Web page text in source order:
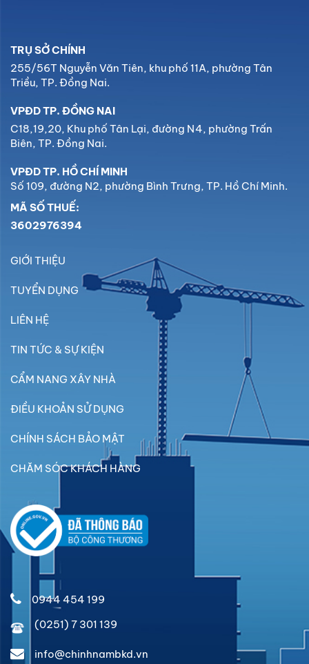
TRỤ SỞ CHÍNH
255/56T Nguyễn Văn Tiên, khu phố 11A, phường Tân
Triều, TP. Đồng Nai.
VPĐD TP. ĐỒNG NAI
C18,19,20, Khu phố Tân Lại, đường N4, phường Trấn
Biên, TP. Đồng Nai.
VPĐD TP. HỒ CHÍ MINH
Số 109, đường N2, phường Bình Trưng, TP. Hồ Chí Minh.
MÃ SỐ THUẾ:
3602976394
GIỚI THIỆU
TUYỂN DỤNG
LIÊN HỆ
TIN TỨC & SỰ KIỆN
CẨM NANG XÂY NHÀ
ĐIỀU KHOẢN SỬ DỤNG
CHÍNH SÁCH BẢO MẬT
CHĂM SÓC KHÁCH HÀNG
0944 454 199
(0251) 7 301 139
info@chinhnambkd.vn